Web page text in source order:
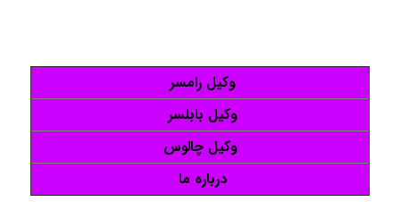
وکیل رامسر
وکیل بابلسر
وکیل چالوس
درباره ما